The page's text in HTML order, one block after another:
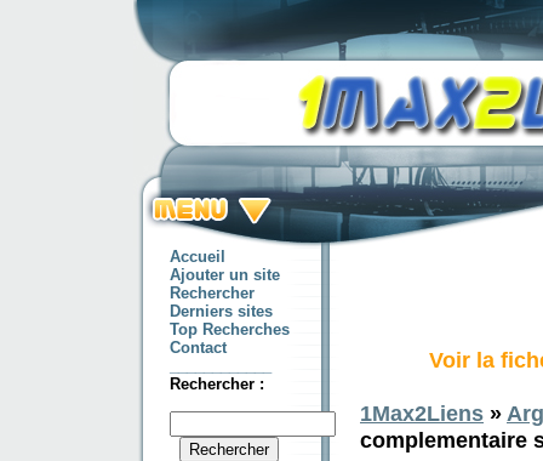
Accueil
Ajouter un site
Rechercher
Derniers sites
Top Recherches
Contact
Rechercher :
Voir la
1Max2Liens »
complementaire